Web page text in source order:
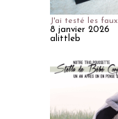
J'ai testé les
8 janvier 2026
alittleb